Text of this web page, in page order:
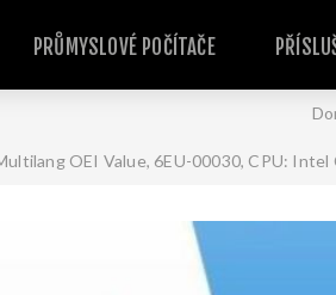
PRŮMYSLOVÉ POČÍTAČE
OEI Value, 6EU-­00030, CPU: